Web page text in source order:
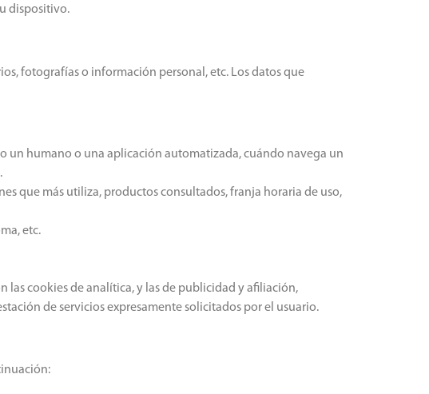
dispositivo.
fotografías o información personal, etc. Los datos que
un humano o una aplicación automatizada, cuándo navega un
que más utiliza, productos consultados, franja horaria de uso,
etc.
las cookies de analítica, y las de publicidad y afiliación,
de servicios expresamente solicitados por el usuario.